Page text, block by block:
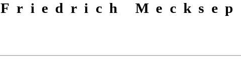
Friedrich